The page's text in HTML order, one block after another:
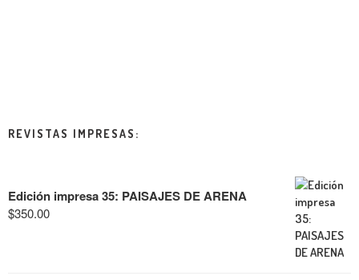
REVISTAS IMPRESAS:
Edición impresa 35: PAISAJES DE ARENA
$350.00